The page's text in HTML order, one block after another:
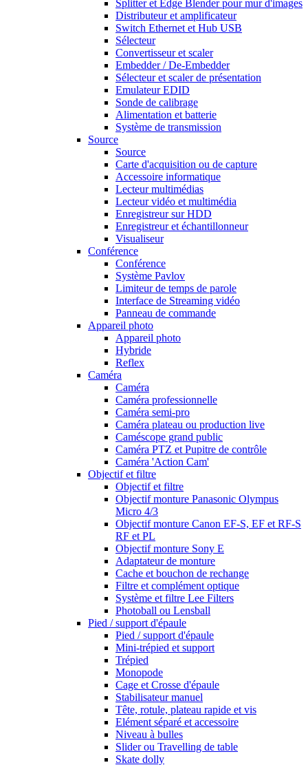
Splitter et Edge Blender pour mur d'images
Distributeur et amplificateur
Switch Ethernet et Hub USB
Sélecteur
Convertisseur et scaler
Embedder / De-Embedder
Sélecteur et scaler de présentation
Emulateur EDID
Sonde de calibrage
Alimentation et batterie
Système de transmission
Source
Source
Carte d'acquisition ou de capture
Accessoire informatique
Lecteur multimédias
Lecteur vidéo et multimédia
Enregistreur sur HDD
Enregistreur et échantillonneur
Visualiseur
Conférence
Conférence
Système Pavlov
Limiteur de temps de parole
Interface de Streaming vidéo
Panneau de commande
Appareil photo
Appareil photo
Hybride
Reflex
Caméra
Caméra
Caméra professionnelle
Caméra semi-pro
Caméra plateau ou production live
Caméscope grand public
Caméra PTZ et Pupitre de contrôle
Caméra 'Action Cam'
Objectif et filtre
Objectif et filtre
Objectif monture Panasonic Olympus
Micro 4/3
Objectif monture Canon EF-S, EF et RF-S
RF et PL
Objectif monture Sony E
Adaptateur de monture
Cache et bouchon de rechange
Filtre et complément optique
Système et filtre Lee Filters
Photoball ou Lensball
Pied / support d'épaule
Pied / support d'épaule
Mini-trépied et support
Trépied
Monopode
Cage et Crosse d'épaule
Stabilisateur manuel
Tête, rotule, plateau rapide et vis
Elément séparé et accessoire
Niveau à bulles
Slider ou Travelling de table
Skate dolly